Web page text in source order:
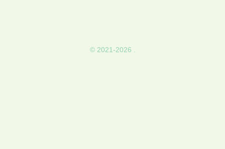
© 2021-2026 .